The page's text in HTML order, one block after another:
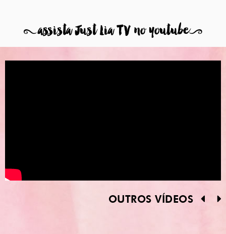
8assista Just Lia TV no youtube9
OUTROS VÍDEOS